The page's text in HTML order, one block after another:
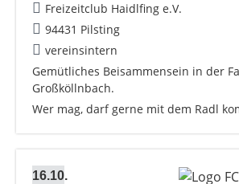
Freizeitclub Haidlfing e.V.
94431 Pilsting
vereinsintern
Gemütliches Beisammensein in der
Großköllnbach.
Wer mag, darf gerne mit dem Radl
16.10.